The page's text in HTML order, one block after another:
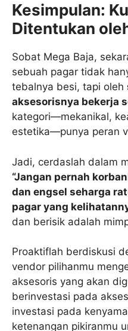
Kesimpulan:
Ditentukan
Sobat Mega Baja,
sebuah pagar tidak
tebalnya besi, tapi oleh
aksesorisnya bekerja
kategori—mekanikal,
estetika—punya peran
Jadi, cerdaslah dalam
“Jangan pernah
dan engsel seharga
pagar yang
dan berisik adalah
Proaktiflah berdiskusi
vendor pilihanmu
aksesoris yang akan
berinvestasi pada
investasi pada
ketenangan pikiranmu